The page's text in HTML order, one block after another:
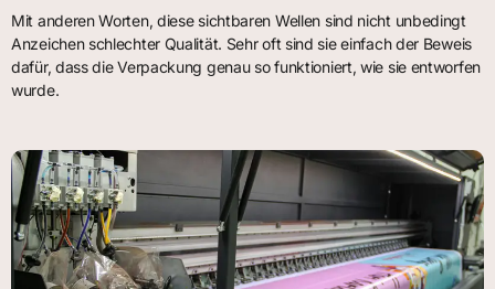
Mit anderen Worten, diese sichtbaren Wellen sind nicht unbedingt
Anzeichen schlechter Qualität. Sehr oft sind sie einfach der Beweis
dafür, dass die Verpackung genau so funktioniert, wie sie entworfen
wurde.